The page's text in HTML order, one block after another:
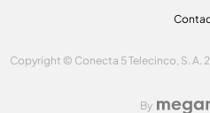
Copyright © Conecta 5 Telecinco, S. A.
By